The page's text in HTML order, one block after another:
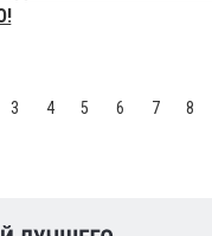
3 4 5 6 7 8